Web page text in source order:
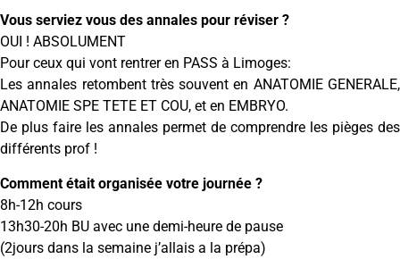
Vous serviez vous des annales pour réviser ?
OUI ! ABSOLUMENT
Pour ceux qui vont rentrer en PASS à Limoges:
Les annales retombent très souvent en ANATOMIE GENERALE,
ANATOMIE SPE TETE ET COU, et en EMBRYO.
De plus faire les annales permet de comprendre les pièges des
différents prof !
Comment était organisée votre journée ?
8h-12h cours
13h30-20h BU avec une demi-heure de pause
(2jours dans la semaine j’allais a la prépa)